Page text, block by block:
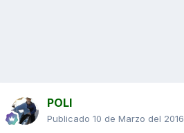
POLI
Publicado 10 de Marzo del 2016